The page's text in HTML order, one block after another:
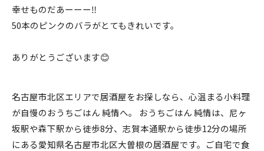
幸せものだあーーー‼️
50本のピンクのバラがとてもきれいです。
ありがとうございます😊
名古屋市北区エリアで居酒屋をお探しなら、心温まる小料理
が自慢のおうちごはん 純情へ。 おうちごはん 純情は、尼ヶ
坂駅や森下駅から徒歩8分、志賀本通駅から徒歩12分の場所
にある愛知県名古屋市北区大曽根の居酒屋です。ご自宅で食